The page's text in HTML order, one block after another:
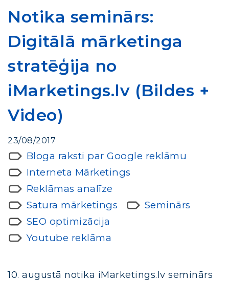
Notika seminārs:
Digitālā mārketinga
stratēģija no
iMarketings.lv (Bildes +
Video)
23/08/2017
Bloga raksti par Google reklāmu
Interneta Mārketings
Reklāmas analīze
Satura mārketings
Seminārs
SEO optimizācija
Youtube reklāma
10. augustā notika iMarketings.lv seminārs